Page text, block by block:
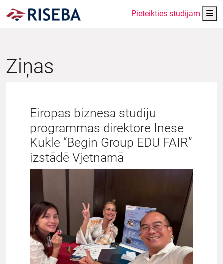
Pieteikties studijām
Ziņas
Eiropas biznesa studiju
programmas direktore Inese
Kukle “Begin Group EDU FAIR”
izstādē Vjetnamā